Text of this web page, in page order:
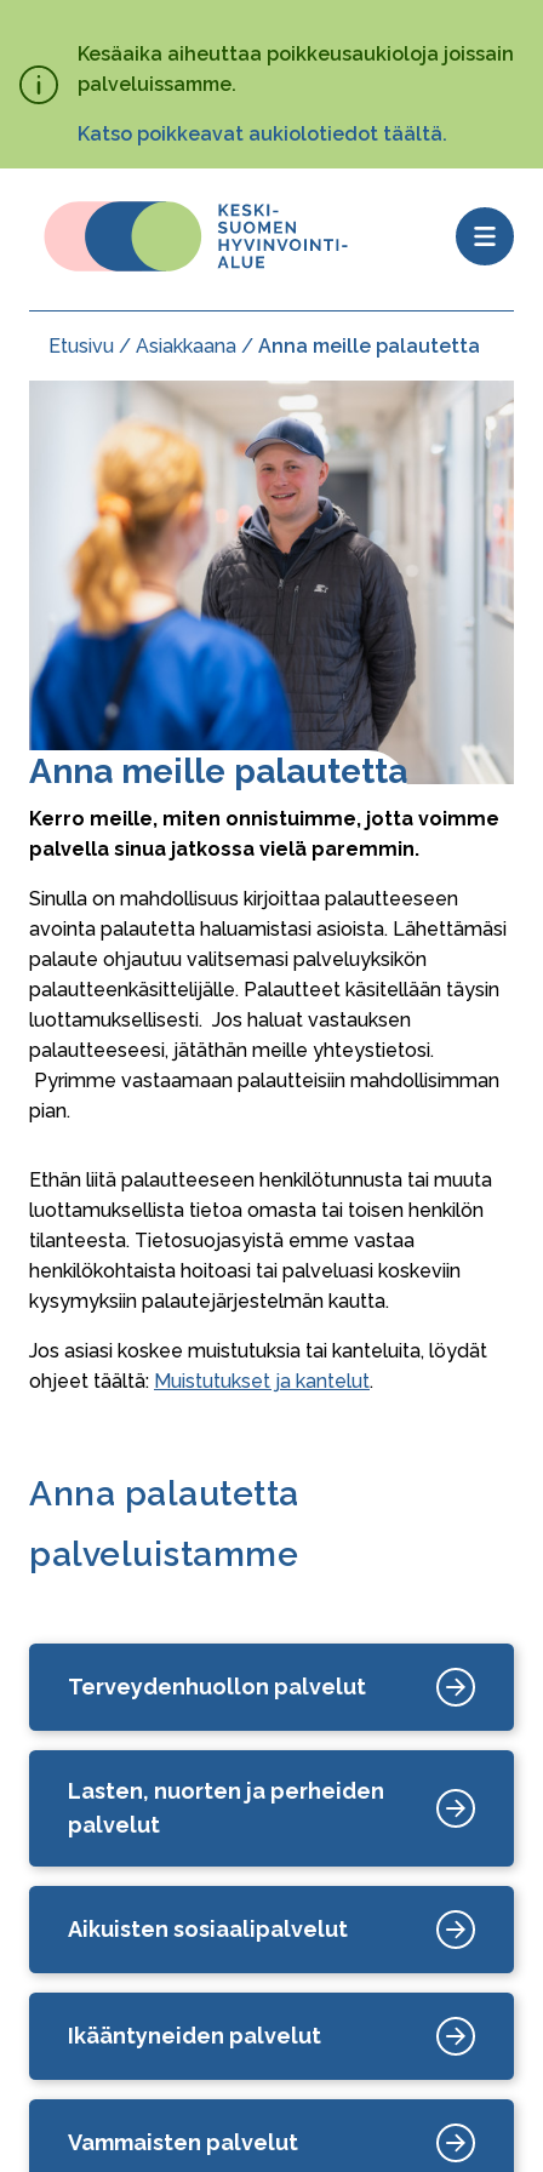
pääsisältöönKesäaika aiheuttaa poikkeusaukioloja joissain
palveluissamme.
Katso poikkeavat aukiolotiedot täältä.
Open
menu
Murupolku
Etusivu Asiakkaana Anna meille palautetta
Anna meille palautetta
Kerro meille, miten onnistuimme, jotta voimme
palvella sinua jatkossa vielä paremmin.
Sinulla on mahdollisuus kirjoittaa palautteeseen
avointa palautetta haluamistasi asioista. Lähettämäsi
palaute ohjautuu valitsemasi palveluyksikön
palautteenkäsittelijälle. Palautteet käsitellään täysin
luottamuksellisesti. Jos haluat vastauksen
palautteeseesi, jätäthän meille yhteystietosi.
Pyrimme vastaamaan palautteisiin mahdollisimman
pian.
Ethän liitä palautteeseen henkilötunnusta tai muuta
luottamuksellista tietoa omasta tai toisen henkilön
tilanteesta. Tietosuojasyistä emme vastaa
henkilökohtaista hoitoasi tai palveluasi koskeviin
kysymyksiin palautejärjestelmän kautta.
Jos asiasi koskee muistutuksia tai kanteluita, löydät
ohjeet täältä: Muistutukset ja kantelut.
Anna palautetta
palveluistamme
Terveydenhuollon palvelut
Lasten, nuorten ja perheiden
palvelut
Aikuisten sosiaalipalvelut
Ikääntyneiden palvelut
Vammaisten palvelut